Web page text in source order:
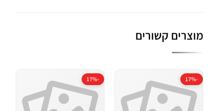
מוצרים קשורים
-17%
-17%